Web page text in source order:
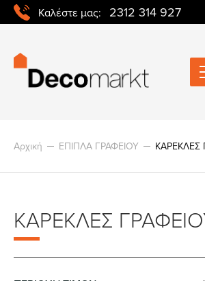
Καλέστε μας: 2312 314 927
Αρχική ΕΠΙΠΛΑ ΓΡΑΦΕΙΟΥ ΚΑΡΕΚΛΕΣ
ΚΑΡΕΚΛΕΣ